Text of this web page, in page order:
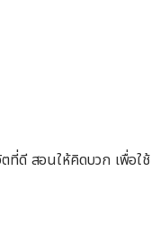
ที่ดี สอนให้คิดบวก เพื่อใช้